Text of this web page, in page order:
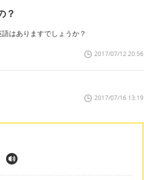
？
はありますでしょうか？
2017/07/12 20:56
2017/07/16 13:19